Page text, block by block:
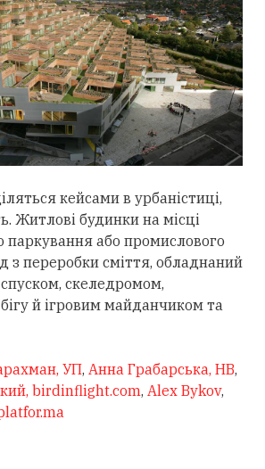
кейсами в урбаністиці,
Житлові будинки на місці
паркування або промислового
з переробки сміття, обладнаний
скеледромом,
й ігровим майданчиком та
УП, Анна Грабарська, НВ,
, birdinflight.com, Alex Bykov,